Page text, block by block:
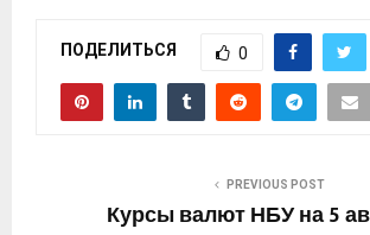
ПОДЕЛИТЬСЯ 0
PREVIOUS POST
Курсы валют НБУ на 5